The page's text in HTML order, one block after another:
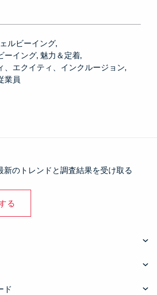
ルビーイング
ーイング 魅力＆定着
、エクイティ、インクルージョン
業員
新のトレンドと調査結果を受け取る
る
ド